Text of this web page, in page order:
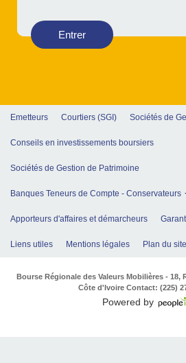
Entrer
Emetteurs Courtiers (SGI) Sociétés de
Conseils en investissements boursiers
Sociétés de Gestion de Patrimoine
Banques Teneurs de Compte - Conservateurs
Apporteurs d'affaires et démarcheurs
Liens utiles Mentions légales Plan du site
Bourse Régionale des Valeurs Mobilières -
Côte d'Ivoire Contact: (225)
Powered by